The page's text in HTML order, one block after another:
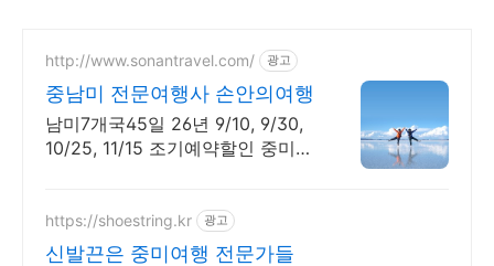
http://www.sonantravel.com/ 광고
중남미 전문여행사 손안의여행
남미7개국45일 26년 9/10, 9/30,
10/25, 11/15 조기예약할인 중미
https://shoestring.kr 광고
신발끈은 중미여행 전문가들